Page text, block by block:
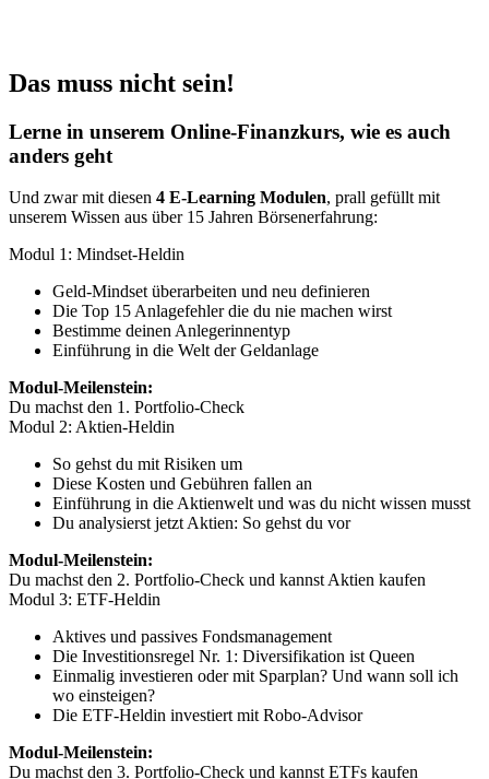
Das muss nicht sein!
Lerne in unserem Online-Finanzkurs, wie es auch
anders geht
Und zwar mit diesen 4 E-Learning Modulen, prall gefüllt mit
unserem Wissen aus über 15 Jahren Börsenerfahrung:
Modul 1: Mindset-Heldin
Geld-Mindset überarbeiten und neu definieren
Die Top 15 Anlagefehler die du nie machen wirst
Bestimme deinen Anlegerinnentyp
Einführung in die Welt der Geldanlage
Modul-Meilenstein:
Du machst den 1. Portfolio-Check
Modul 2: Aktien-Heldin
So gehst du mit Risiken um
Diese Kosten und Gebühren fallen an
Einführung in die Aktienwelt und was du nicht wissen musst
Du analysierst jetzt Aktien: So gehst du vor
Modul-Meilenstein:
Du machst den 2. Portfolio-Check und kannst Aktien kaufen
Modul 3: ETF-Heldin
Aktives und passives Fondsmanagement
Die Investitionsregel Nr. 1: Diversifikation ist Queen
Einmalig investieren oder mit Sparplan? Und wann soll ich
wo einsteigen?
Die ETF-Heldin investiert mit Robo-Advisor
Modul-Meilenstein:
Du machst den 3. Portfolio-Check und kannst ETFs kaufen